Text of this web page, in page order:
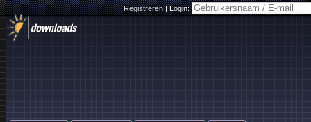
Registreren|Login: